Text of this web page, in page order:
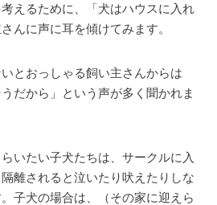
えるために、「犬はハウスに入れ
んに声に耳を傾けてみます。
とおっしゃる飼い主さんからは
だから」という声が多く聞かれま
いたい子犬たちは、サークルに入
離されると泣いたり吠えたりしな
子犬の場合は、（その家に迎えら